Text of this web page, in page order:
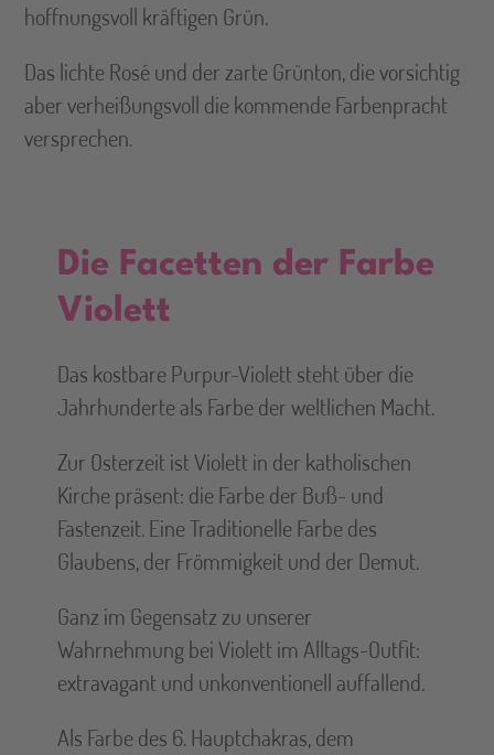
hoffnungsvoll kräftigen Grün.
Das lichte Rosé und der zarte Grünton, die vorsichtig
aber verheißungsvoll die kommende Farbenpracht
versprechen.
Die Facetten der Farbe
Violett
Das kostbare Purpur-Violett steht über die
Jahrhunderte als Farbe der weltlichen Macht.
Zur Osterzeit ist Violett in der katholischen
Kirche präsent: die Farbe der Buß- und
Fastenzeit. Eine Traditionelle Farbe des
Glaubens, der Frömmigkeit und der Demut.
Ganz im Gegensatz zu unserer
Wahrnehmung bei Violett im Alltags-Outfit:
extravagant und unkonventionell auffallend.
Als Farbe des 6. Hauptchakras, dem